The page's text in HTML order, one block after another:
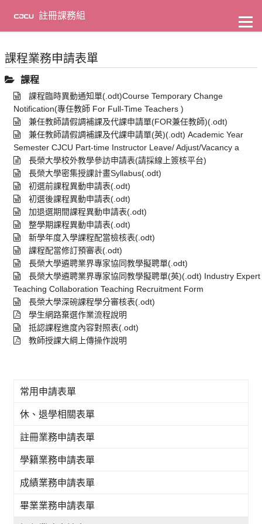
主
容
註冊課務組
課程業務申請表單
課程
課程臨時異動通知單(.odt)Course Temporary Change
Notification(專任教師 For Full-Time Teachers )
兼任教師請假調補課及代課申請單(FOR兼任教師)(.odt)
兼任教師請假調補課及代課申請單(英)(.odt) Academic Year
Semester CJCU Part-time Instructor Leave/ Adjust/Vacancy a
長榮大學校外教學參訪申請表(請採線上簽核平台)
長榮大學密集授課計畫Syllabus(.odt)
初選前課程異動申請表(.odt)
初選後課程異動申請表(.odt)
加退選期間課程異動申請表(.odt)
整學期課程異動申請表(.odt)
新學年度入學課程配當檢核表(.odt)
課程配當修訂預審表(.odt)
長榮大學遴聘業界專家協同教學擬聘單(.odt)
長榮大學遴聘業界專家協同教學擬聘單(英)(.odt) Industry Expert
Teaching Collaboration Teaching Recruitment Form
長榮大學深碗課程學分審核表(.odt)
學生網路棄選作業流程說明
抵認課程進度內容對照表(.odt)
教師授課大綱上傳操作說明
常用申請表單
休、退學相關表單
註冊業務申請表單
學籍業務申請表單
成績業務申請表單
畢業業務申請表單